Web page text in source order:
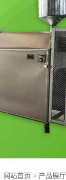
网站首页 > 产品展厅